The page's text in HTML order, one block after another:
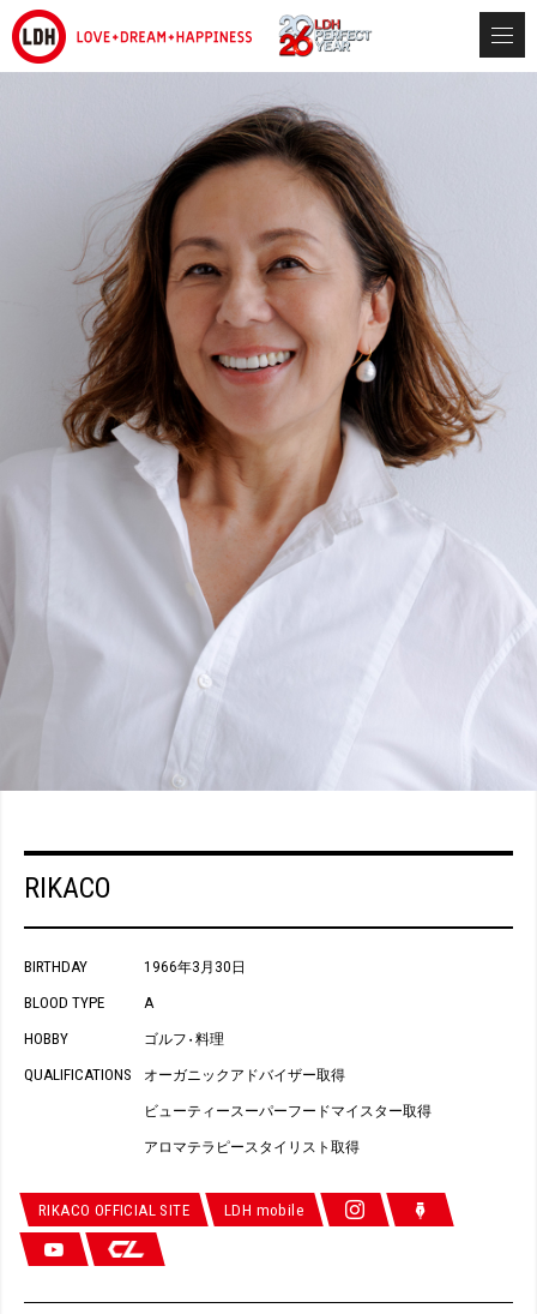
RIKACO
BIRTHDAY 1966年3月30日
BLOOD TYPE A
HOBBY ゴルフ・料理
QUALIFICATIONS オーガニックアドバイザー取得
ビューティースーパーフードマイスター取得
アロマテラピースタイリスト取得
RIKACO OFFICIAL SITE LDH mobile